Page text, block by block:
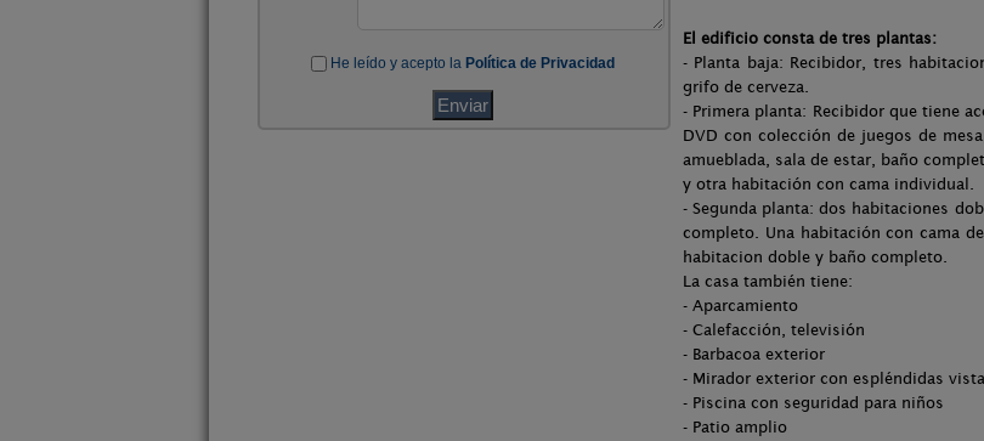
El edificio consta de tres plantas:
- Planta baja: Recibidor, tres
grifo de cerveza.
- Primera planta: Recibidor que tiene
DVD con colección de juegos de
amueblada, sala de estar, baño
y otra habitación con cama individual.
- Segunda planta: dos habitaciones
completo. Una habitación con cama
habitacion doble y baño completo.
La casa también tiene:
- Aparcamiento
- Calefacción, televisión
- Barbacoa exterior
- Mirador exterior con espléndidas
- Piscina con seguridad para niños
- Patio amplio